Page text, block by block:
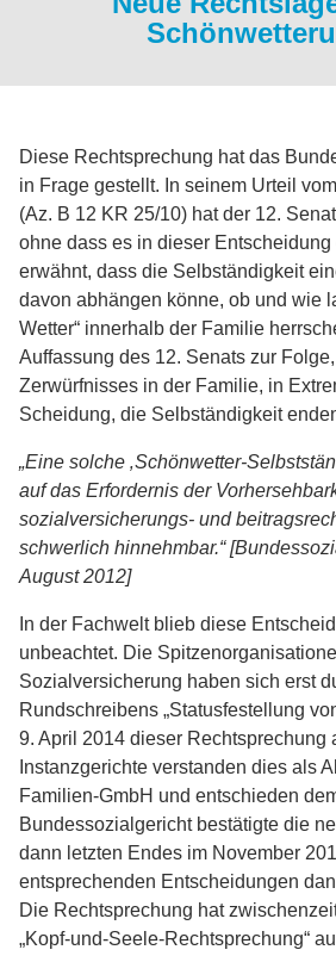
Diese Rechtsprechung hat das
in Frage gestellt. In seinem Urteil
(Az. B 12 KR 25/10) hat der 12.
ohne dass es in dieser Entscheidung
erwähnt, dass die Selbständigkeit
davon abhängen könne, ob und wie
Wetter“ innerhalb der Familie
Auffassung des 12. Senats zur
Zerwürfnisses in der Familie, in
Scheidung, die Selbständigkeit
„Eine solche ‚Schönwetter-
auf das Erfordernis der
sozialversicherungs- und
schwerlich hinnehmbar.“
August 2012]
In der Fachwelt blieb diese
unbeachtet. Die
Sozialversicherung haben sich erst
Rundschreibens „Statusfestellung
9. April 2014 dieser Rechtsprechung
Instanzgerichte verstanden dies als
Familien-GmbH und entschieden
Bundessozialgericht bestätigte die
dann letzten Endes im November
entsprechenden Entscheidungen
Die Rechtsprechung hat
„Kopf-und-Seele-Rechtsprechung“